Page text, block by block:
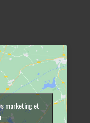
marketing et